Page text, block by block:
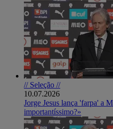
// Seleção //
10.07.2026
Jorge Jesus lança 'farpa' a
importantíssimo?»